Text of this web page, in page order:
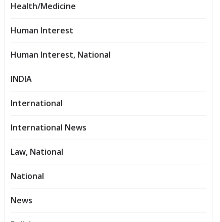
Health/Medicine
Human Interest
Human Interest, National
INDIA
International
International News
Law, National
National
News